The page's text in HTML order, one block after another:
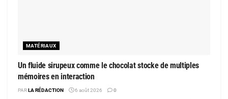
MATÉRIAUX
Un fluide sirupeux comme le chocolat stocke de multiples
mémoires en interaction
PARLA RÉDACTION 6 août 2026 0